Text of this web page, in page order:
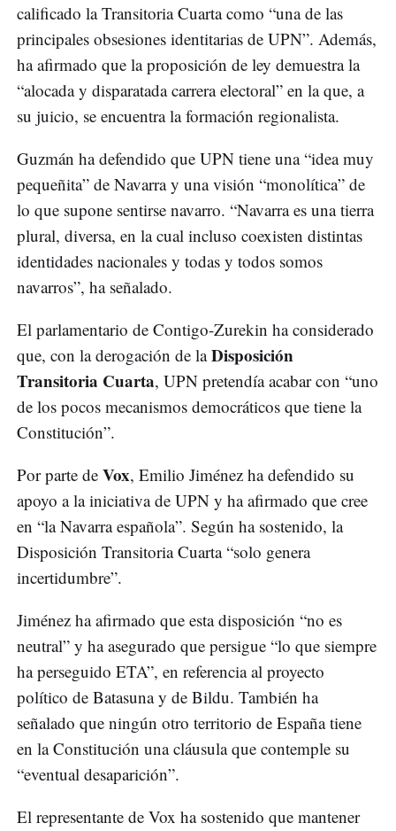
calificado la Transitoria Cuarta como “una de las
principales obsesiones identitarias de UPN”. Además,
ha afirmado que la proposición de ley demuestra la
“alocada y disparatada carrera electoral” en la que, a
su juicio, se encuentra la formación regionalista.
Guzmán ha defendido que UPN tiene una “idea muy
pequeñita” de Navarra y una visión “monolítica” de
lo que supone sentirse navarro. “Navarra es una tierra
plural, diversa, en la cual incluso coexisten distintas
identidades nacionales y todas y todos somos
navarros”, ha señalado.
El parlamentario de Contigo-Zurekin ha considerado
que, con la derogación de laDisposición
Transitoria Cuarta, UPN pretendía acabar con “uno
de los pocos mecanismos democráticos que tiene la
Constitución”.
Por parte de Vox, Emilio Jiménez ha defendido su
apoyo a la iniciativa de UPN y ha afirmado que cree
en “la Navarra española”. Según ha sostenido, la
Disposición Transitoria Cuarta “solo genera
incertidumbre”.
Jiménez ha afirmado que esta disposición “no es
neutral” y ha asegurado que persigue “lo que siempre
ha perseguido ETA”, en referencia al proyecto
político de Batasuna y de Bildu. También ha
señalado que ningún otro territorio de España tiene
en la Constitución una cláusula que contemple su
“eventual desaparición”.
El representante de Vox ha sostenido que mantener